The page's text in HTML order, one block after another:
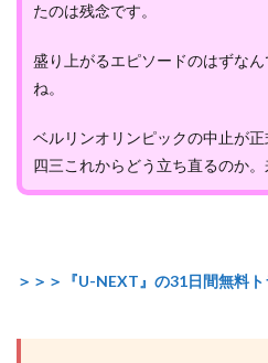
たのは残念です。
盛り上がるエピソードのはずな
ね。
ベルリンオリンピックの中止が
四三これからどう立ち直るのか。
＞＞＞『U-NEXT』の31日間無料